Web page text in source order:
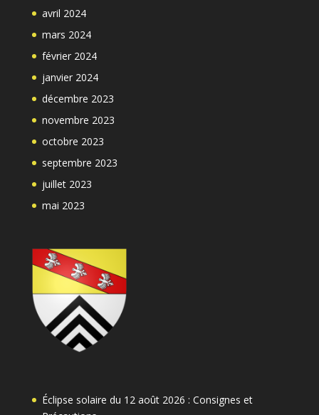
avril 2024
mars 2024
février 2024
janvier 2024
décembre 2023
novembre 2023
octobre 2023
septembre 2023
juillet 2023
mai 2023
Éclipse solaire du 12 août 2026 : Consignes et